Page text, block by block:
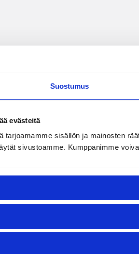
Suostumus
evästeitä
tarjoamamme sisällön ja mainosten
sivustoamme. Kumppanimme